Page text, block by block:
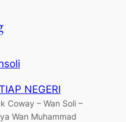
NEGERI
Coway – Wan Soli –
Wan Muhammad